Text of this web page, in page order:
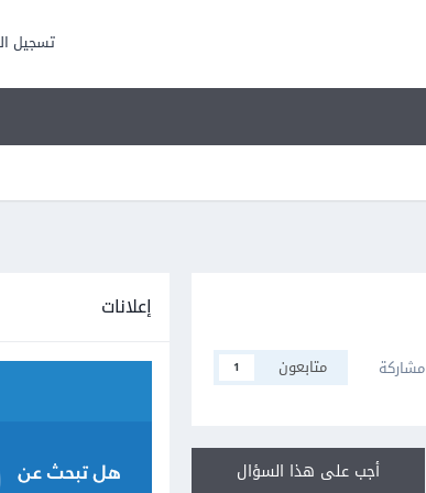
تسجيل
مشاركة متابعون 1
أجب على هذا السؤال
إعلانات